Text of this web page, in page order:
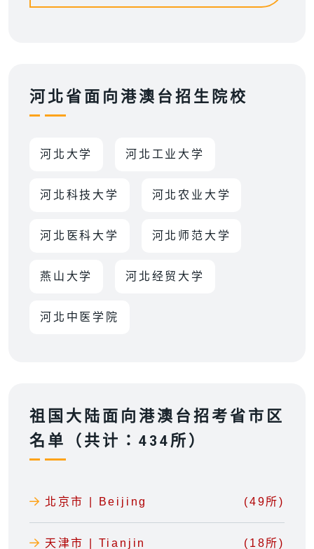
河北省面向港澳台招生院校
河北大学 河北工业大学
河北科技大学 河北农业大学
河北医科大学 河北师范大学
燕山大学 河北经贸大学
河北中医学院
祖国大陆面向港澳台招考省市区
名单（共计：434所）
北京市 | Beijing (49所)
天津市 | Tianjin (18所)